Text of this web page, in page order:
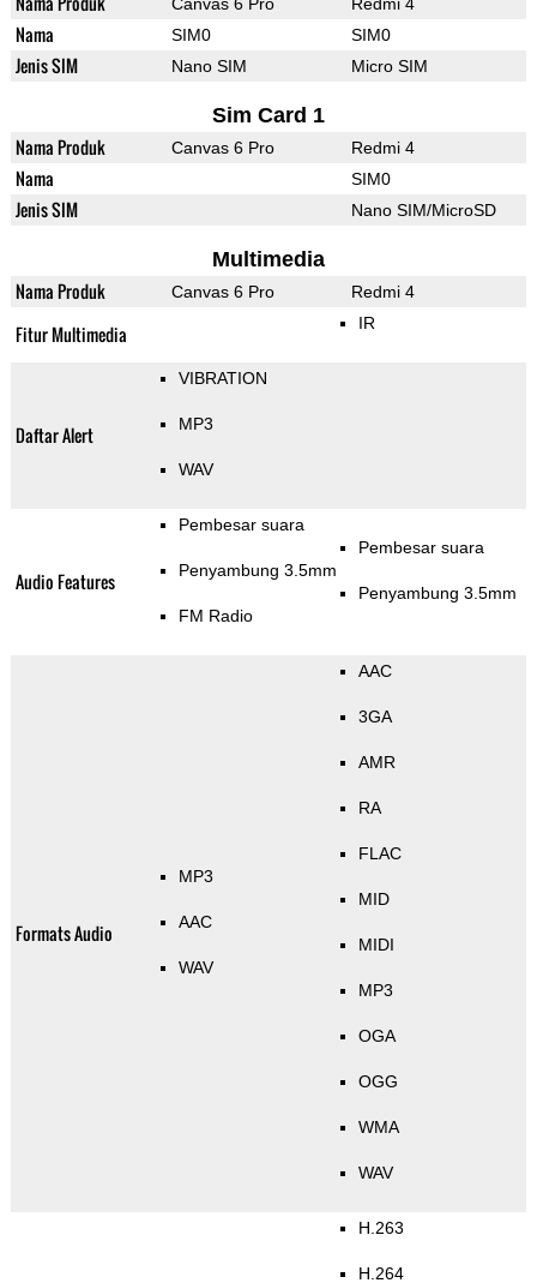
Nama SIM0 SIM0
Jenis SIM Nano SIM Micro SIM
Sim Card 1
Nama Produk Canvas 6 Pro Redmi 4
Nama SIM0
Jenis SIM Nano SIM/MicroSD
Multimedia
Nama Produk Canvas 6 Pro Redmi 4
Fitur Multimedia IR
Daftar Alert
VIBRATION
MP3
WAV
Audio Features
Pembesar suara
Penyambung 3.5mm
FM Radio
Pembesar suara
Penyambung 3.5mm
Formats Audio
MP3
AAC
WAV
AAC
3GA
AMR
RA
FLAC
MID
MIDI
MP3
OGA
OGG
WMA
WAV
H.263
H.264